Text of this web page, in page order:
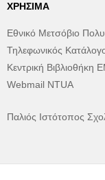
ΧΡΉΣΙΜΑ
Εθνικό Μετσόβιο
Τηλεφωνικός
Κεντρική Βιβλιοθήκη
Webmail NTUA
Παλιός Ιστότοπος